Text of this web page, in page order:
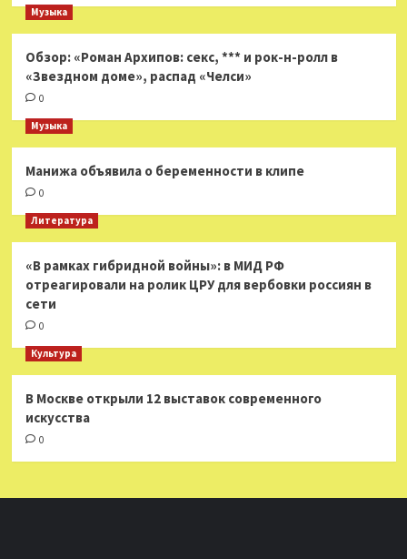
Музыка
Обзор: «Роман Архипов: секс, *** и рок-н-ролл в
«Звездном доме», распад «Челси»
0
Музыка
Манижа объявила о беременности в клипе
0
Литература
«В рамках гибридной войны»: в МИД РФ
отреагировали на ролик ЦРУ для вербовки россиян в
сети
0
Культура
В Москве открыли 12 выставок современного
искусства
0